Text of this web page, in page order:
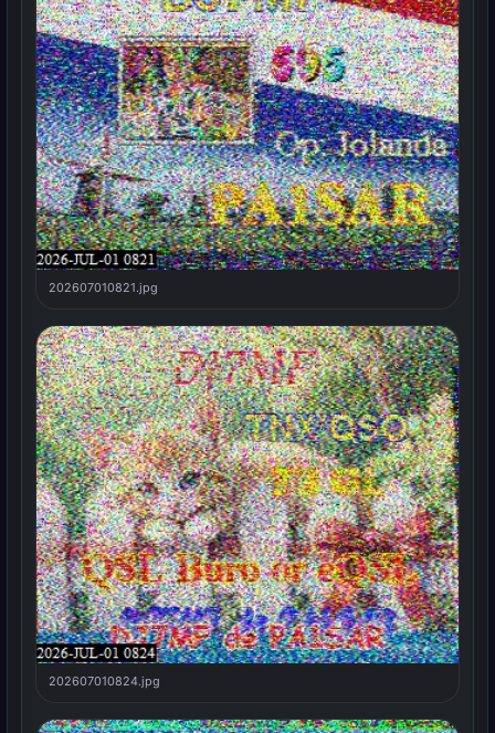
202607010821.jpg
202607010824.jpg